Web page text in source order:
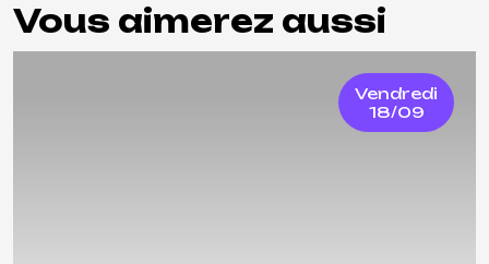
Vous aimerez aussi
Vendredi
18/09